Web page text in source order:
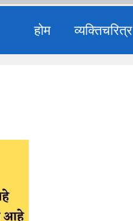
होम व्यक्तिचरित्र